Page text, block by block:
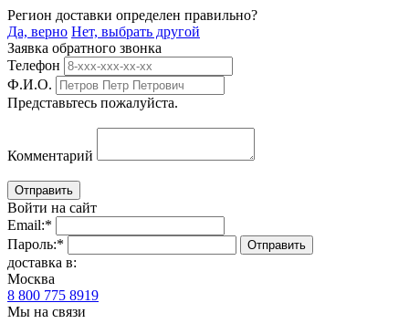
Регион доставки определен правильно?
Да, верно Нет, выбрать другой
Заявка обратного звонка
Телефон
Ф.И.О.
Представьтесь пожалуйста.
Комментарий
Войти на сайт
Email:*
Пароль:*
доставка в:
Москва
8 800 775 8919
Мы на связи